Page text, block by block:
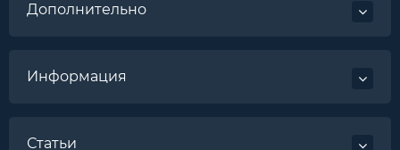
Дополнительно
Информация
Статьи